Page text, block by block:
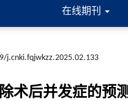
在线期刊
j.cnki.fqjwkzz.2025.02.133
术后并发症的预